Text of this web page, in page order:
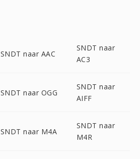
SNDT naar AAC
SNDT naar
AC3
SNDT naar OGG
SNDT naar
AIFF
SNDT naar M4A
SNDT naar
M4R